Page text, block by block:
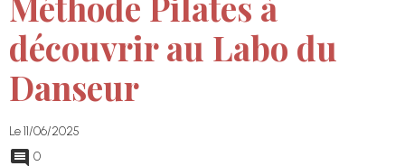
découvrir au Labo du
Danseur
Le 11/06/2025
0